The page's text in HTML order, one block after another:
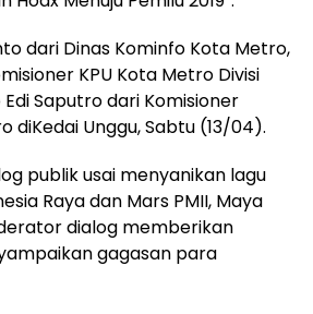
dari Dinas Kominfo Kota Metro,
KPU Kota Metro Divisi
Saputro dari Komisioner
diKedai Unggu, Sabtu (13/04).
publik usai menyanikan lagu
Raya dan Mars PMII, Maya
dialog memberikan
gagasan para